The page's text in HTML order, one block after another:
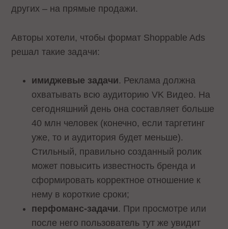
других – на прямые продажи.
Авторы хотели, чтобы формат Shoppable Ads
решал такие задачи:
имиджевые задачи. Реклама должна
охватывать всю аудиторию VK Видео. На
сегодняшний день она составляет больше
40 млн человек (конечно, если таргетинг
уже, то и аудитория будет меньше).
Стильный, правильно созданный ролик
может повысить известность бренда и
сформировать корректное отношение к
нему в короткие сроки;
перфоманс-задачи. При просмотре или
после него пользователь тут же увидит